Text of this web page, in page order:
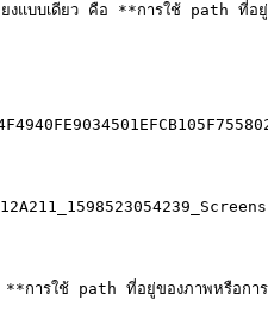
บเดียว คือ **การใช้ path ที่อยู่
รใช้ path ที่อยู่ของภาพหรือการ